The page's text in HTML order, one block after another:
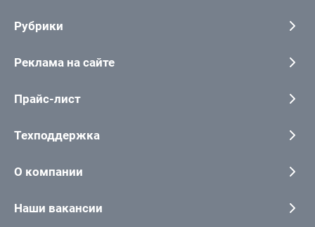
Рубрики
Реклама на сайте
Прайс-лист
Техподдержка
О компании
Наши вакансии